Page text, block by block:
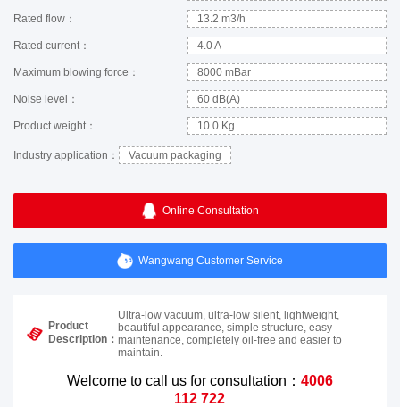
Rated flow： 13.2 m3/h
Rated current： 4.0 A
Maximum blowing force： 8000 mBar
Noise level： 60 dB(A)
Product weight： 10.0 Kg
Industry application： Vacuum packaging
Online Consultation
Wangwang Customer Service
Product
Description：
Ultra-low vacuum, ultra-low silent, lightweight,
beautiful appearance, simple structure, easy
maintenance, completely oil-free and easier to
maintain.
Welcome to call us for consultation： 4006
112 722